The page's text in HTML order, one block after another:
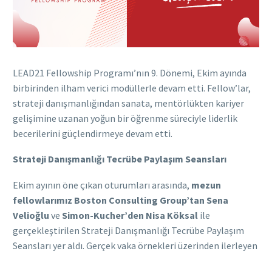
LEAD21 Fellowship Programı’nın 9. Dönemi, Ekim ayında
birbirinden ilham verici modüllerle devam etti. Fellow’lar,
strateji danışmanlığından sanata, mentörlükten kariyer
gelişimine uzanan yoğun bir öğrenme süreciyle liderlik
becerilerini güçlendirmeye devam etti.
Strateji Danışmanlığı Tecrübe Paylaşım Seansları
Ekim ayının öne çıkan oturumları arasında, mezun
fellowlarımız Boston Consulting Group’tan Sena
Velioğlu ve Simon-Kucher’den Nisa Köksal ile
gerçekleştirilen Strateji Danışmanlığı Tecrübe Paylaşım
Seansları yer aldı. Gerçek vaka örnekleri üzerinden ilerleyen